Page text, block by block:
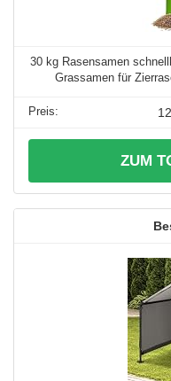
30 kg Rasensamen
Grassamen für
ZUM